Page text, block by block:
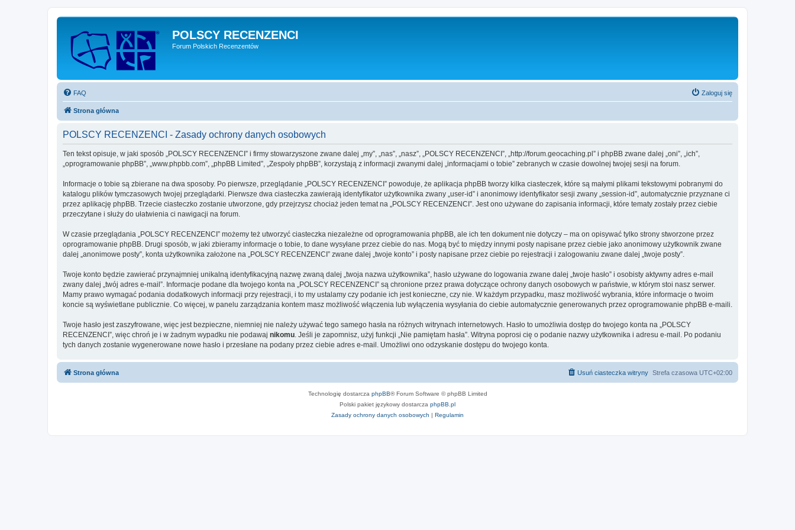
POLSCY RECENZENCI
Forum Polskich Recenzentów
FAQ Zaloguj się
Strona główna
POLSCY RECENZENCI - Zasady ochrony danych osobowych
Ten tekst opisuje, w jaki sposób „POLSCY RECENZENCI” i firmy stowarzyszone zwane dalej „my”, „nas”, „nasz”, „POLSCY RECENZENCI”, „http://forum.geocaching.pl” i phpBB zwane dalej „oni”, „ich”,
„oprogramowanie phpBB”, „www.phpbb.com”, „phpBB Limited”, „Zespoły phpBB”, korzystają z informacji zwanymi dalej „informacjami o tobie” zebranych w czasie dowolnej twojej sesji na forum.
Informacje o tobie są zbierane na dwa sposoby. Po pierwsze, przeglądanie „POLSCY RECENZENCI” powoduje, że aplikacja phpBB tworzy kilka ciasteczek, które są małymi plikami tekstowymi pobranymi do
katalogu plików tymczasowych twojej przeglądarki. Pierwsze dwa ciasteczka zawierają identyfikator użytkownika zwany „user-id” i anonimowy identyfikator sesji zwany „session-id”, automatycznie przyznane ci
przez aplikację phpBB. Trzecie ciasteczko zostanie utworzone, gdy przejrzysz chociaż jeden temat na „POLSCY RECENZENCI”. Jest ono używane do zapisania informacji, które tematy zostały przez ciebie
przeczytane i służy do ułatwienia ci nawigacji na forum.
W czasie przeglądania „POLSCY RECENZENCI” możemy też utworzyć ciasteczka niezależne od oprogramowania phpBB, ale ich ten dokument nie dotyczy – ma on opisywać tylko strony stworzone przez
oprogramowanie phpBB. Drugi sposób, w jaki zbieramy informacje o tobie, to dane wysyłane przez ciebie do nas. Mogą być to między innymi posty napisane przez ciebie jako anonimowy użytkownik zwane
dalej „anonimowe posty”, konta użytkownika założone na „POLSCY RECENZENCI” zwane dalej „twoje konto” i posty napisane przez ciebie po rejestracji i zalogowaniu zwane dalej „twoje posty”.
Twoje konto będzie zawierać przynajmniej unikalną identyfikacyjną nazwę zwaną dalej „twoja nazwa użytkownika”, hasło używane do logowania zwane dalej „twoje hasło” i osobisty aktywny adres e-mail
zwany dalej „twój adres e-mail”. Informacje podane dla twojego konta na „POLSCY RECENZENCI” są chronione przez prawa dotyczące ochrony danych osobowych w państwie, w którym stoi nasz serwer.
Mamy prawo wymagać podania dodatkowych informacji przy rejestracji, i to my ustalamy czy podanie ich jest konieczne, czy nie. W każdym przypadku, masz możliwość wybrania, które informacje o twoim
koncie są wyświetlane publicznie. Co więcej, w panelu zarządzania kontem masz możliwość włączenia lub wyłączenia wysyłania do ciebie automatycznie generowanych przez oprogramowanie phpBB e-maili.
Twoje hasło jest zaszyfrowane, więc jest bezpieczne, niemniej nie należy używać tego samego hasła na różnych witrynach internetowych. Hasło to umożliwia dostęp do twojego konta na „POLSCY
RECENZENCI”, więc chroń je i w żadnym wypadku nie podawaj nikomu. Jeśli je zapomnisz, użyj funkcji „Nie pamiętam hasła”. Witryna poprosi cię o podanie nazwy użytkownika i adresu e-mail. Po podaniu
tych danych zostanie wygenerowane nowe hasło i przesłane na podany przez ciebie adres e-mail. Umożliwi ono odzyskanie dostępu do twojego konta.
Strona główna Strefa czasowa UTC+02:00
Usuń ciasteczka witryny
Technologię dostarcza phpBB® Forum Software © phpBB Limited
Polski pakiet językowy dostarcza phpBB.pl
Zasady ochrony danych osobowych | Regulamin